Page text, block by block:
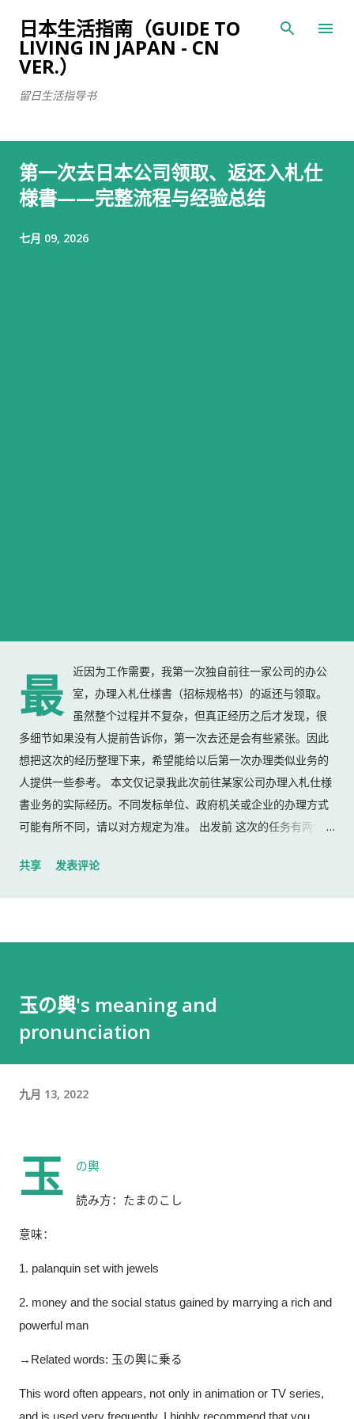
跳至主要内容
日本生活指南（GUIDE TO
LIVING IN JAPAN - CN
VER.）
留日生活指导书
第一次去日本公司领取、返还入札仕
様書——完整流程与经验总结
七月 09, 2026
最
近因为工作需要，我第一次独自前往一家公司的办公
室，办理入札仕様書（招标规格书）的返还与领取。
虽然整个过程并不复杂，但真正经历之后才发现，很
多细节如果没有人提前告诉你，第一次去还是会有些紧张。因此
想把这次的经历整理下来，希望能给以后第一次办理类似业务的
人提供一些参考。 本文仅记录我此次前往某家公司办理入札仕様
書业务的实际经历。不同发标单位、政府机关或企业的办理方式
可能有所不同，请以对方规定为准。 出发前 这次的任务有两个：
入札仕様書 名片 当时我认为这样就足够了。 后来才发现，还有
工作人员确认后，很快帮我打开了大门。 进入办公室 进入办公室
后，我向工作人员简单打了招呼： お世話になっております。 随
后便开始办理资料交接。 整个过程没有想象中的复杂，也没有长
给工作人员，返还手续就结束了。 实际上并不是。 工作人员告诉
的。 这一点如果第一次办理，很容易忽略。 领取新的入札仕様書
完成返还手续后，工作人员把新的入札仕様書交给了我。 就在这
时，又提醒了我另一件事情。 其实， 資格証明書我之前已经提交
过一次。 因此，我误以为之后领取新的入札仕様書时，就不需要
就一直有效，而是每次领取新的入札仕様書时，都需要再次出
取新的入札仕様書，都必须携带資格証明書。 这也成为我以后必
须记住的一项固定流程。 整个过程其实没有想象中困难 在出发之
会不会因为不会商务敬语而出问题？ 要不要准备很多寒暄？ 真正
共享 发表评论
玉の輿's meaning and
pronunciation
九月 13, 2022
玉 の輿
読み方：たまのこし
意味：
1. palanquin set with jewels
2. money and the social status gained by marrying a rich and
powerful man
→Related words: 玉の輿に乗る
This word often appears, not only in animation or TV series,